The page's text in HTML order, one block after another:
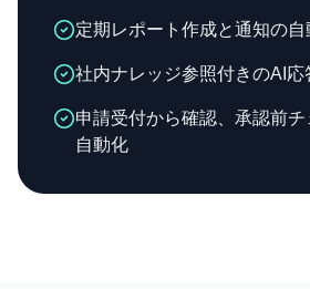
定期レポート作成と通知の自
社内ナレッジ参照付きのAI応
申請受付から確認、承認前
自動化